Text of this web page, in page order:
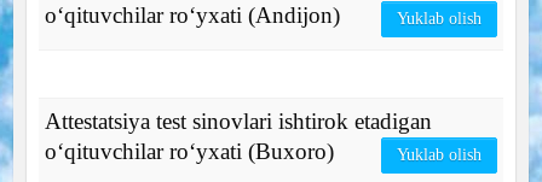
o‘qituvchilar ro‘yxati (Andijon)
Yuklab olish
Attestatsiya test sinovlari ishtirok etadigan
o‘qituvchilar ro‘yxati (Buxoro)
Yuklab olish